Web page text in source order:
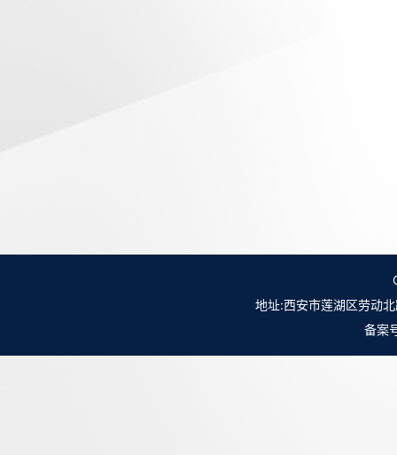
地址:西安市莲湖区劳动
备案